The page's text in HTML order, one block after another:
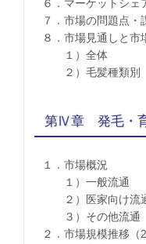
６．マーケットシェ
７．市場の問題点・
８．市場見通しと市
１）全体
２）毛髪種類別
第Ⅳ章 発毛・
１．市場概況
１）一般流通
２）医家向け流
３）その他流通
２．市場規模推移（